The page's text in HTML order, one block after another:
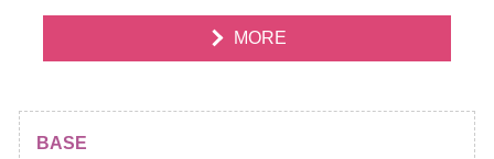
MORE
BASE